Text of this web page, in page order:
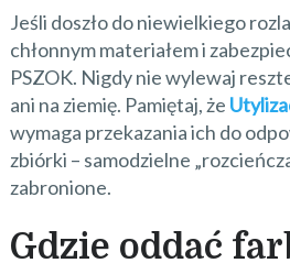
Jeśli doszło do niewielkiego
chłonnym materiałem i
PSZOK. Nigdy nie wylewaj
ani na ziemię. Pamiętaj, że
wymaga przekazania ich do
zbiórki – samodzielne
zabronione.
Gdzie oddać